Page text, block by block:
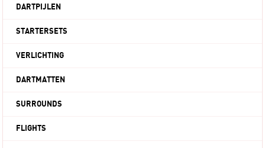
DARTPIJLEN
STARTERSETS
VERLICHTING
DARTMATTEN
SURROUNDS
FLIGHTS